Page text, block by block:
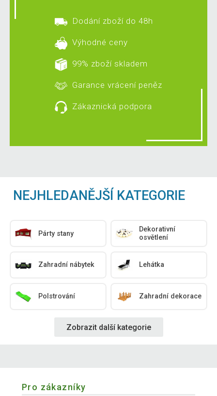
Dodání zboží do 48h
Výhodné ceny
99% zboží skladem
Garance vrácení peněz
Zákaznická podpora
NEJHLEDANĚJŠÍ KATEGORIE
Párty stany
Dekorativní
osvětlení
Zahradní nábytek Lehátka
Polstrování Zahradní dekorace
Zobrazit další kategorie
Pro zákazníky